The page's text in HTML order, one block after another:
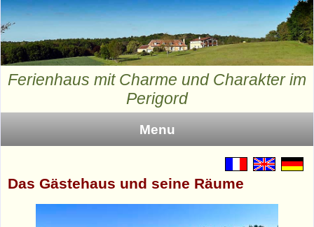
Ferienhaus mit Charme und Charakter im
Perigord
Menu
Das Gästehaus und seine Räume